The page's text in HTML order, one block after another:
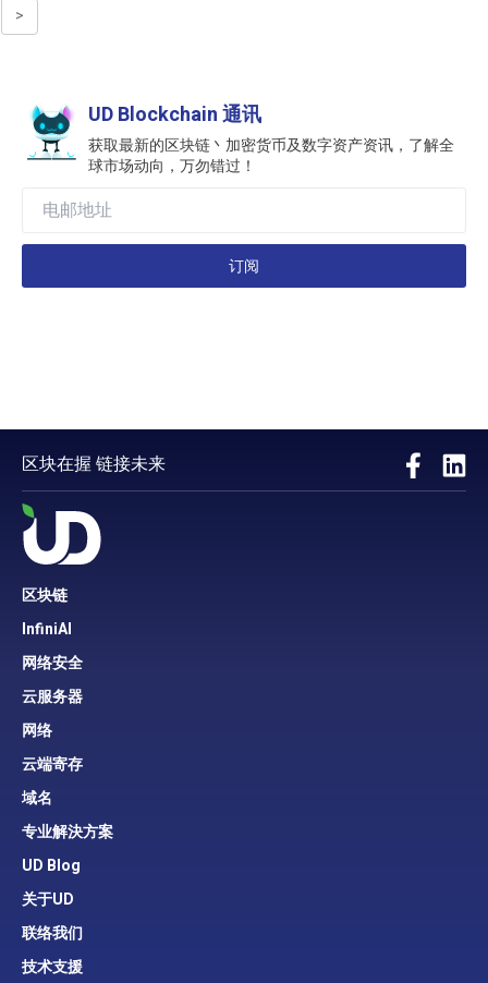
>
UD Blockchain 通讯
获取最新的区块链丶加密货币及数字资产资讯，了解全
球市场动向，万勿错过！
订阅
区块在握 链接未来
区块链
InfiniAI
网络安全
云服务器
网络
云端寄存
域名
专业解決方案
UD Blog
关于UD
联络我们
技术支援